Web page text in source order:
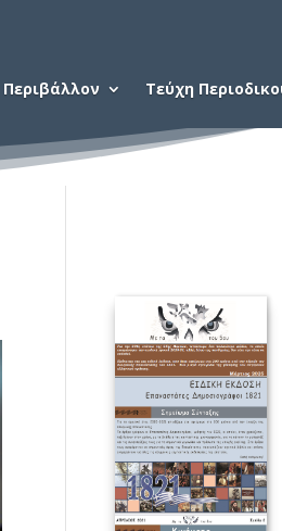
Περιβάλλον Τεύχη